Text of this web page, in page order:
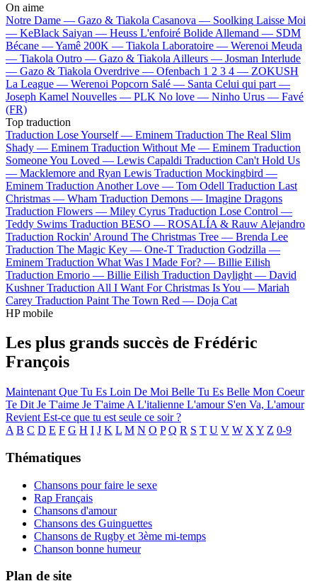
On aime
Notre Dame — Gazo & Tiakola Casanova — Soolking Laisse Moi
— KeBlack Saiyan — Heuss L'enfoiré Bolide Allemand — SDM
Bécane —Yamê 200K — Tiakola Laboratoire — Werenoi Meuda
— Tiakola Outro — Gazo & Tiakola Ailleurs — Josman Interlude
— Gazo & Tiakola Overdrive — Ofenbach 1 2 3 4 — ZOKUSH
La League — Werenoi Popcorn Salé — Santa Celui qui part —
Joseph Kamel Nouvelles — PLK No love — Ninho Urus — Favé
(FR)
Top traduction
Traduction Lose Yourself — Eminem Traduction The Real Slim
Shady — Eminem Traduction Without Me — Eminem Traduction
Someone You Loved — Lewis Capaldi Traduction Can't Hold Us
— Macklemore and Ryan Lewis Traduction Mockingbird —
Eminem Traduction Another Love — Tom Odell Traduction Last
Christmas — Wham Traduction Demons — Imagine Dragons
Traduction Flowers — Miley Cyrus Traduction Lose Control —
Teddy Swims Traduction BESO — ROSALÍA & Rauw Alejandro
Traduction Rockin' Around The Christmas Tree — Brenda Lee
Traduction The Magic Key — One-T Traduction Godzilla —
Eminem Traduction What Was I Made For? — Billie Eilish
Traduction Emorio — Billie Eilish Traduction Daylight — David
Kushner Traduction All I Want For Christmas Is You — Mariah
Carey Traduction Paint The Town Red — Doja Cat
HP mobile
Les plus grands succès de Frédéric
François
Maintenant Que Tu Es Loin De Moi Belle Tu Es Belle Mon Coeur
Te Dit Je T'aime Je T'aime A L'italienne L'amour S'en Va, L'amour
Revient Est-ce que tu est seule ce soir ?
A B C D E F G H I J K L M N O P Q R S T U V W X Y Z 0-9
Thématiques
Chansons pour faire le sexe
Rap Français
Chansons d'amour
Chansons des Guinguettes
Chansons de Rugby et 3ème mi-temps
Chanson bonne humeur
Plan de site